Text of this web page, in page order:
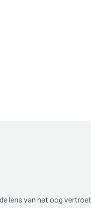
lens van het oog